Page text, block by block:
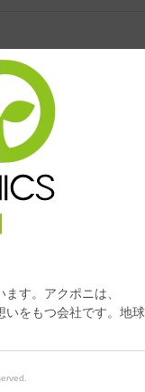
す。アクポニは、
いをもつ会社です。地球